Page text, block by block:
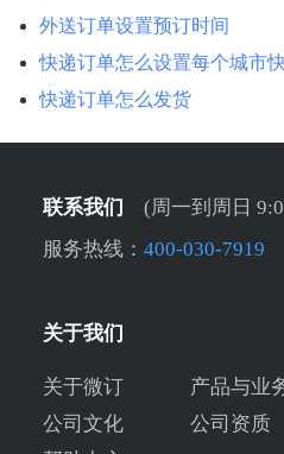
外送订单设置预订时间
快递订单怎么设置每个城市
快递订单怎么发货
联系我们
(周一到周日
服务热线： 400-030-7919
关于我们
关于微订 产品与业
公司文化
公司资质